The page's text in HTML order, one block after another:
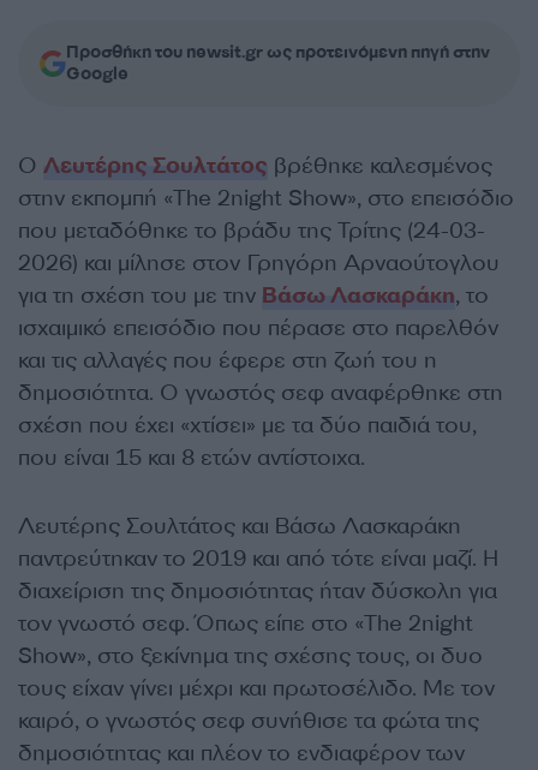
Προσθήκη του newsit.gr ως προτεινόμενη πηγή στην
Google
Ο Λευτέρης Σουλτάτος βρέθηκε καλεσμένος
στην εκπομπή «The 2night Show», στο επεισόδιο
που μεταδόθηκε το βράδυ της Τρίτης (24-03-
2026) και μίλησε στον Γρηγόρη Αρναούτογλου
για τη σχέση του με την Βάσω Λασκαράκη, το
ισχαιμικό επεισόδιο που πέρασε στο παρελθόν
και τις αλλαγές που έφερε στη ζωή του η
δημοσιότητα. Ο γνωστός σεφ αναφέρθηκε στη
σχέση που έχει «χτίσει» με τα δύο παιδιά του,
που είναι 15 και 8 ετών αντίστοιχα.
Λευτέρης Σουλτάτος και Βάσω Λασκαράκη
παντρεύτηκαν το 2019 και από τότε είναι μαζί. Η
διαχείριση της δημοσιότητας ήταν δύσκολη για
τον γνωστό σεφ. Όπως είπε στο «The 2night
Show», στο ξεκίνημα της σχέσης τους, οι δυο
τους είχαν γίνει μέχρι και πρωτοσέλιδο. Με τον
καιρό, ο γνωστός σεφ συνήθισε τα φώτα της
δημοσιότητας και πλέον το ενδιαφέρον των